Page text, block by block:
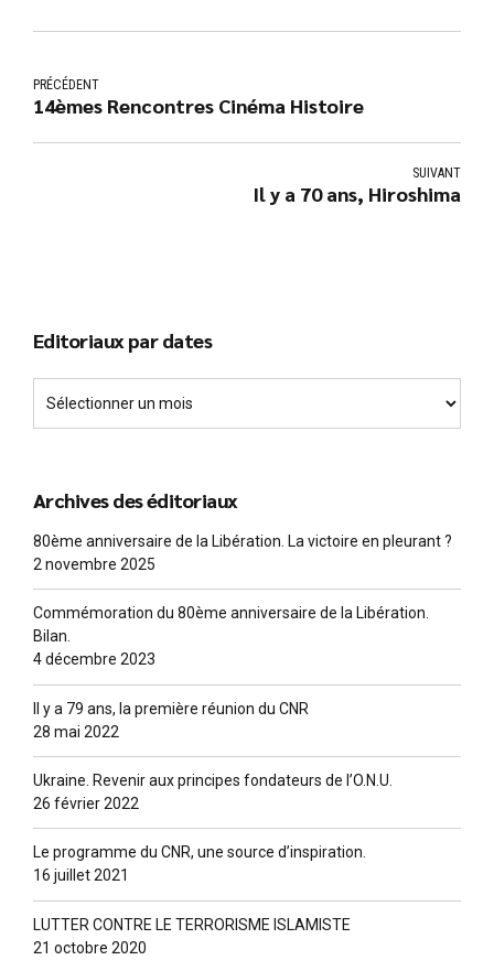
PRÉCÉDENT
14èmes Rencontres Cinéma Histoire
SUIVANT
Il y a 70 ans, Hiroshima
Editoriaux par dates
Archives des éditoriaux
80ème anniversaire de la Libération. La victoire en pleurant ?
2 novembre 2025
Commémoration du 80ème anniversaire de la Libération.
Bilan.
4 décembre 2023
Il y a 79 ans, la première réunion du CNR
28 mai 2022
Ukraine. Revenir aux principes fondateurs de l’O.N.U.
26 février 2022
Le programme du CNR, une source d’inspiration.
16 juillet 2021
LUTTER CONTRE LE TERRORISME ISLAMISTE
21 octobre 2020